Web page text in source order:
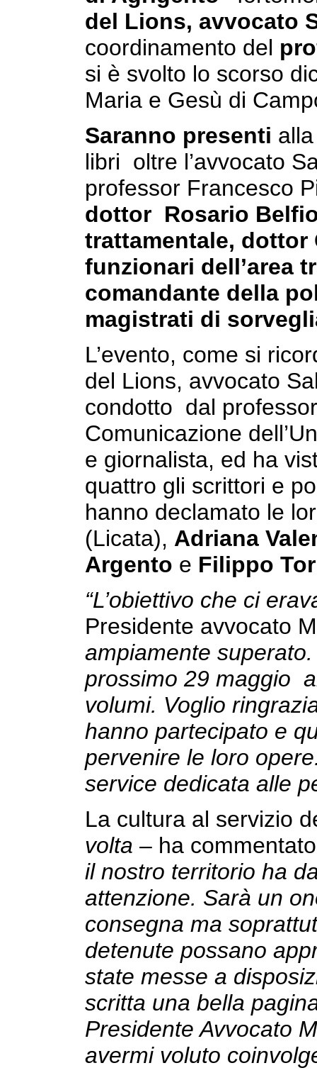
del Lions, avvocato
coordinamento del
si è svolto lo scorso
Maria e Gesù di
Saranno presenti
libri oltre l’avvocato
professor Francesco
dottor Rosario
trattamentale, dottor
funzionari dell’area
comandante della
magistrati di
L’evento, come si
del Lions, avvocato
condotto dal
Comunicazione
e giornalista, ed ha
quattro gli scrittori e
hanno declamato le
(Licata), Adriana
Argento e Filippo
“L’obiettivo che ci
Presidente avvocato
ampiamente
prossimo 29 maggio
volumi. Voglio
hanno partecipato e
pervenire le loro
service dedicata alle
La cultura al servizio
volta – ha
il nostro territorio ha
attenzione. Sarà un
consegna ma
detenute possano
state messe a
scritta una bella
Presidente Avvocato
avermi voluto